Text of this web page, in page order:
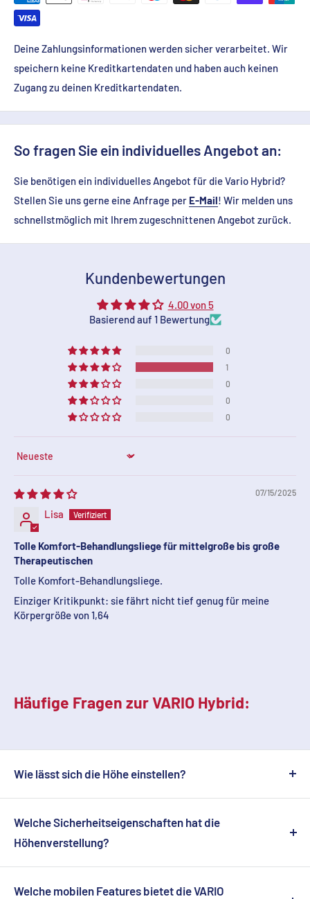
Deine Zahlungsinformationen werden sicher verarbeitet. Wir
speichern keine Kreditkartendaten und haben auch keinen
Zugang zu deinen Kreditkartendaten.
So fragen Sie ein individuelles Angebot an:
Sie benötigen ein individuelles Angebot für die Vario Hybrid?
Stellen Sie uns gerne eine Anfrage per E-Mail! Wir melden uns
schnellstmöglich mit Ihrem zugeschnittenen Angebot zurück.
Kundenbewertungen
4.00 von 5
Basierend auf 1 Bewertung
0
1
0
0
0
Sort by
07/15/2025
Lisa
Tolle Komfort-Behandlungsliege für mittelgroße bis große
Therapeutischen
Tolle Komfort-Behandlungsliege.
Einziger Kritikpunkt: sie fährt nicht tief genug für meine
Körpergröße von 1,64
Häufige Fragen zur VARIO Hybrid:
Wie lässt sich die Höhe einstellen?
Für die Höhenverstellung sind zwei elektrische Hubsäulen
integriert. Diese werden standardmäßig mit einem
Handtaster gesteuert. Optional ist eine Steuerung auch
Welche Sicherheitseigenschaften hat die
Höhenverstellung?
Die Höhenverstellung wird mit einer Sperrbox
blockiert/eingeschaltet. In diesem Rahmen funktioniert
Welche mobilen Features bietet die VARIO